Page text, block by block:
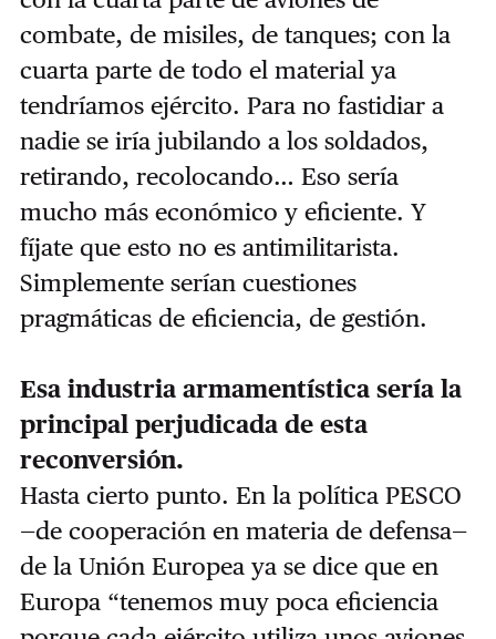
combate, de misiles, de tanques; con la
cuarta parte de todo el material ya
tendríamos ejército. Para no fastidiar a
nadie se iría jubilando a los soldados,
retirando, recolocando… Eso sería
mucho más económico y eficiente. Y
fíjate que esto no es antimilitarista.
Simplemente serían cuestiones
pragmáticas de eficiencia, de gestión.
Esa industria armamentística sería la
principal perjudicada de esta
reconversión.
Hasta cierto punto. En la política PESCO
—de cooperación en materia de defensa—
de la Unión Europea ya se dice que en
Europa “tenemos muy poca eficiencia